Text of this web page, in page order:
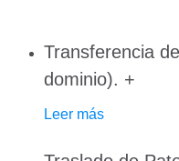
Transferencia
dominio). +
Leer más